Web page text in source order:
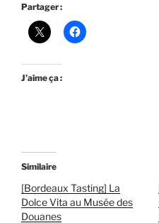
Partager :
J’aime ça :
Similaire
[Bordeaux Tasting] La
Dolce Vita au Musée des
Douanes